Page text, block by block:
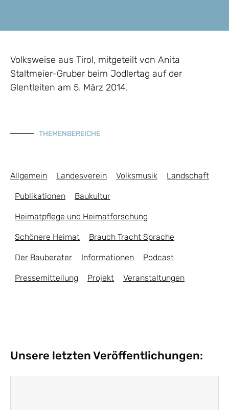
Volksweise aus Tirol, mitgeteilt von Anita
Staltmeier-Gruber beim Jodlertag auf der
Glentleiten am 5. März 2014.
THEMENBEREICHE
Allgemein Landesverein Volksmusik Landschaft
Publikationen Baukultur
Heimatpflege und Heimatforschung
Schönere Heimat Brauch Tracht Sprache
Der Bauberater Informationen Podcast
Pressemitteilung Projekt Veranstaltungen
Unsere letzten Veröffentlichungen: